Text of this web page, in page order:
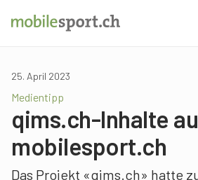
25. April 2023
Medientipp
qims.ch-Inhalte
mobilesport.ch
Das Projekt «qims.ch» hatte